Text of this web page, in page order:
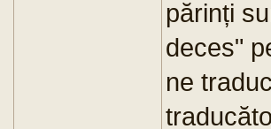
părinți
deces"
ne